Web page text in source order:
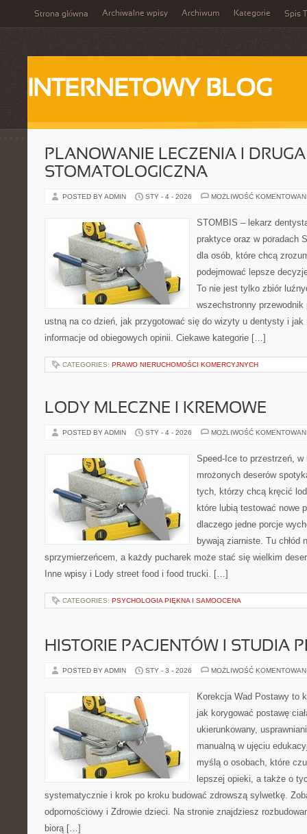
Strona główna Archiwalne wpisy Archiwum Kategorie Spis
INTERNETOWY BLOG
PLANOWANIE LECZENIA I
STOMATOLOGICZNA
POSTED BY ADMIN STY - 4 - 2026 MOŻLIWOŚĆ
STOMBIS – lekarz
praktyce oraz w poradach
dla osób, które chcą
podejmować lepsze
To nie jest tylko zbiór
wszechstronny
ustną na co dzień, jak przygotować się do wizyty u dentysty i jak
informacje od obiegowych opinii. Ciekawe kategorie […]
CATEGORIES: PRAWO NIERUCHOMOŚCI KOMERCYJNYCH
LODY MLECZNE I KREMOWE
POSTED BY ADMIN STY - 4 - 2026 MOŻLIWOŚĆ
Speed-Ice to przestrzeń,
mrożonych deserów
tych, którzy chcą kręcić
które lubią testować nowe
dlaczego jedne porcje
bywają ziarniste. Tu
sprzymierzeńcem, a każdy pucharek może stać się wielkim
Inne wpisy i Lody street food i food trucki. […]
CATEGORIES: PSYCHOLOGIA PIĘKNA I SAMOOCENA
HISTORIE PACJENTÓW I STUDIA
POSTED BY ADMIN STY - 3 - 2026 MOŻLIWOŚĆ
Korekcja Wad Postawy to
jak korygować postawę
ukierunkowany,
manualną w ujęciu
myślą o osobach, które
lepszej opieki, a także o
systematycznie i krok po kroku budować zdrowszą sylwetkę.
odpornościowy i Zdrowie dzieci. Na stronie znajdziesz
biorą […]